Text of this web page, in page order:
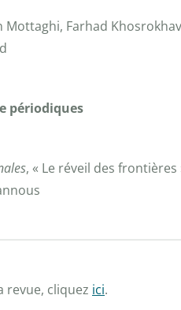
Mottaghi, Farhad
périodiques
, « Le réveil des
revue, cliquez ici.